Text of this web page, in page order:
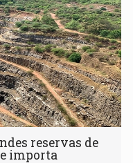
reservas de
importa